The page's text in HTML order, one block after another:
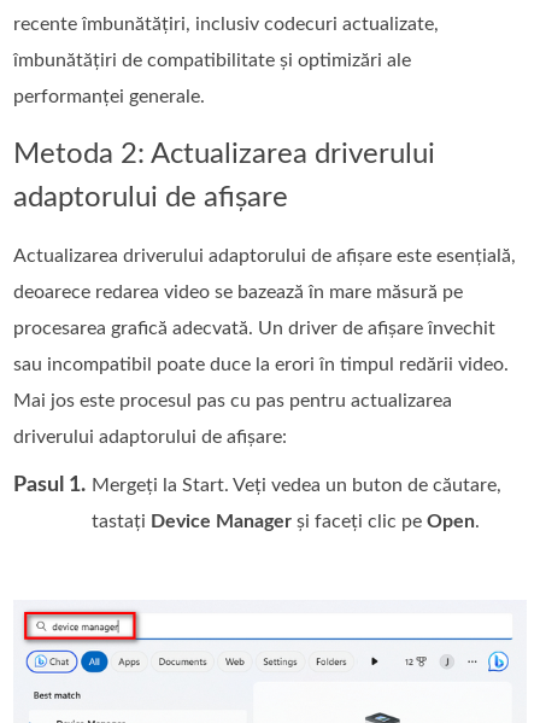
recente îmbunătățiri, inclusiv codecuri actualizate,
îmbunătățiri de compatibilitate și optimizări ale
performanței generale.
Metoda 2: Actualizarea driverului
adaptorului de afișare
Actualizarea driverului adaptorului de afișare este esențială,
deoarece redarea video se bazează în mare măsură pe
procesarea grafică adecvată. Un driver de afișare învechit
sau incompatibil poate duce la erori în timpul redării video.
Mai jos este procesul pas cu pas pentru actualizarea
driverului adaptorului de afișare:
Pasul 1. Mergeți la Start. Veți vedea un buton de căutare,
tastați Device Manager și faceți clic peOpen.